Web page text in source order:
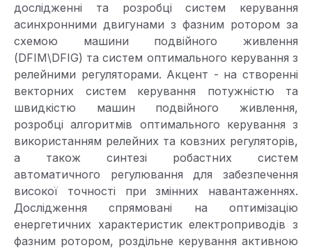
дослідженні та розробці систем керування
асинхронними двигунами з фазним ротором за
схемою машини подвійного живлення
(DFIM\DFIG) та систем оптимального керування з
релейними регуляторами. Акцент - на створенні
векторних систем керування потужністю та
швидкістю машин подвійного живлення,
розробці алгоритмів оптимального керування з
використанням релейних та ковзних регуляторів,
а також синтезі робастних систем
автоматичного регулювання для забезпечення
високої точності при змінних навантаженнях.
Дослідження спрямовані на оптимізацію
енергетичних характеристик електроприводів з
фазним ротором, роздільне керування активною